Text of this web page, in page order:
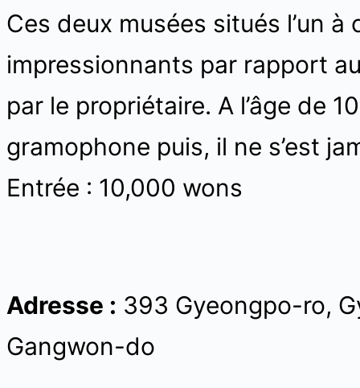
Ces deux musées situés l’un à
impressionnants par rapport
par le propriétaire. A l’âge de
gramophone puis, il ne s’est
Entrée : 10,000 wons
Adresse : 393 Gyeongpo-ro,
Gangwon-do